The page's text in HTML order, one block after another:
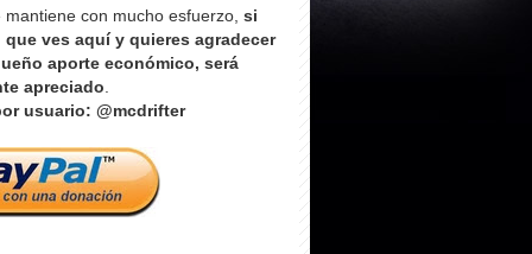
mantiene con mucho esfuerzo, si
ves aquí y quieres agradecer
aporte económico, será
apreciado.
usuario: @mcdrifter